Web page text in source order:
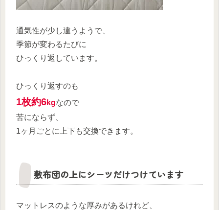
通気性が少し違うようで、
季節が変わるたびに
ひっくり返しています。
ひっくり返すのも
1枚約6kgなので
苦にならず、
1ヶ月ごとに上下も交換できます。
敷布団の上にシーツだけつけています
マットレスのような厚みがあるけれど、